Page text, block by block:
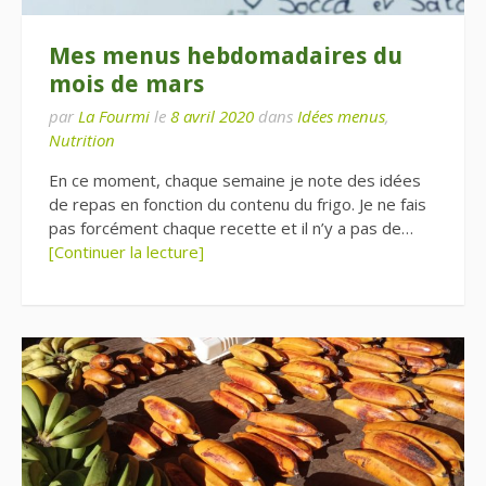
Mes menus hebdomadaires du
mois de mars
par La Fourmi le 8 avril 2020 dans Idées menus,
Nutrition
En ce moment, chaque semaine je note des idées
de repas en fonction du contenu du frigo. Je ne fais
pas forcément chaque recette et il n’y a pas de…
[Continuer la lecture]